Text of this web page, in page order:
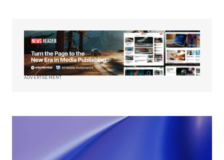
ADVERTISEMENT